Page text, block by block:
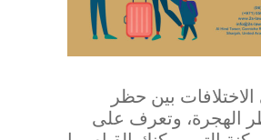
بين حظر
الهجرة، وتعرف على